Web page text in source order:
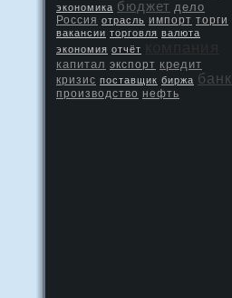
экономика бюджет дело
Россия отрасль импорт торги
вакансии торговля валюта
экономия отчёт
капитал экспорт кредит
кризис поставщик биржа банк
производство нефть